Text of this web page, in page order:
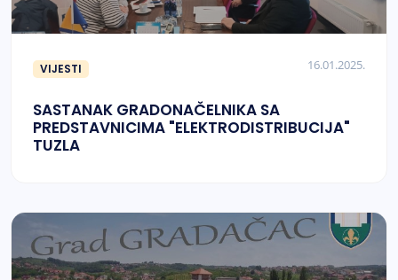
VIJESTI 16.01.2025.
SASTANAK GRADONAČELNIKA SA
PREDSTAVNICIMA "ELEKTRODISTRIBUCIJA"
TUZLA